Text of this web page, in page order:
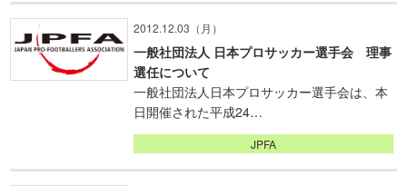
2012.12.03（月）
一般社団法人 日本プロサッカー選手会 理事
選任について
一般社団法人日本プロサッカー選手会は、本
日開催された平成24…
JPFA